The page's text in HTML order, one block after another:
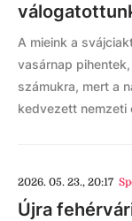
A mieink a
vasárnap
számukra, mert a
kedvezett nemzeti
2026. 05. 23., 20:17
Újra